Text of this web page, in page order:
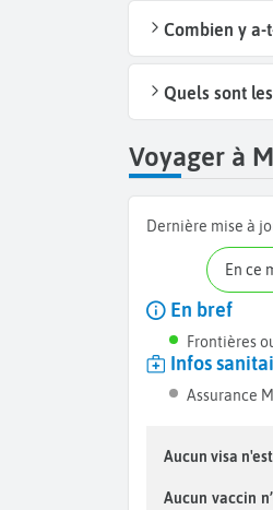
Combien y
Quels sont
Voyager à
Dernière mise à
En
En bref
Frontières
Infos
Assurance
Aucun visa
Aucun vaccin